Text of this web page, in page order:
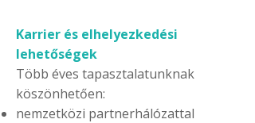
Karrier és elhelyezkedési
lehetőségek
Több éves tapasztalatunknak
köszönhetően:
nemzetközi partnerhálózattal